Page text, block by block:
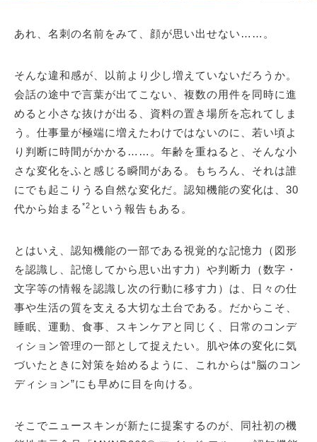
あれ、名刺の名前をみて、顔が思い出せない……。
そんな違和感が、以前より少し増えていないだろうか。
会話の途中で言葉が出てこない、複数の用件を同時に進
めると小さな抜けが出る、資料の置き場所を忘れてしま
う。仕事量が極端に増えたわけではないのに、若い頃よ
り判断に時間がかかる……。年齢を重ねると、そんな小
さな変化をふと感じる瞬間がある。もちろん、それは誰
にでも起こりうる自然な変化だ。認知機能の変化は、30
代から始まる *2 という報告もある。
とはいえ、認知機能の一部である視覚的な記憶力（図形
を認識し、記憶してから思い出す力）や判断力（数字・
文字等の情報を認識し次の行動に移す力）は、日々の仕
事や生活の質を支える大切な土台である。だからこそ、
睡眠、運動、食事、スキンケアと同じく、日常のコンデ
ィション管理の一部として捉えたい。肌や体の変化に気
づいたときに対策を始めるように、これからは“脳のコン
ディション”にも早めに目を向ける。
そこでニュースキンが新たに提案するのが、同社初の機